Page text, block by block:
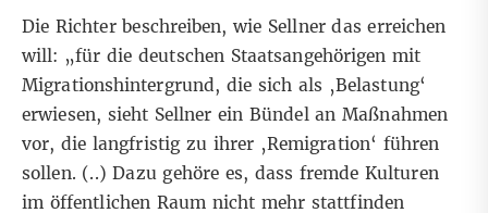
Die Richter beschreiben, wie Sellner das erreichen
will: „für die deutschen Staatsangehörigen mit
Migrationshintergrund, die sich als ‚Belastung‘
erwiesen, sieht Sellner ein Bündel an Maßnahmen
vor, die langfristig zu ihrer ‚Remigration‘ führen
sollen. (..) Dazu gehöre es, dass fremde Kulturen
im öffentlichen Raum nicht mehr stattfinden